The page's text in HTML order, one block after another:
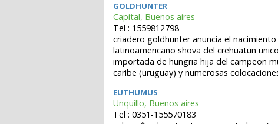
GOLDHUNTER
Capital, Buenos aires
Tel : 1559812798
criadero goldhunter anuncia el
latinoamericano shova del crehuatun
importada de hungria hija del campeon
caribe (uruguay) y numerosas
EUTHUMUS
Unquillo, Buenos aires
Tel : 0351-155570183